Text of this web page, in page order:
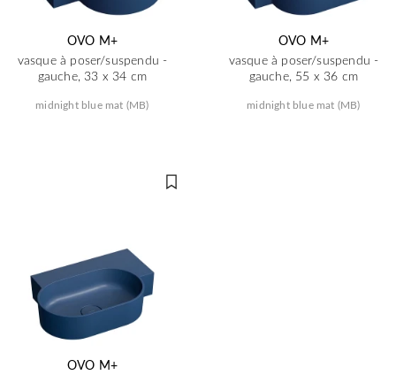
OVO M+
vasque à poser/suspendu -
gauche, 33 x 34 cm
midnight blue mat (MB)
OVO M+
vasque à poser/suspendu -
gauche, 55 x 36 cm
midnight blue mat (MB)
OVO M+